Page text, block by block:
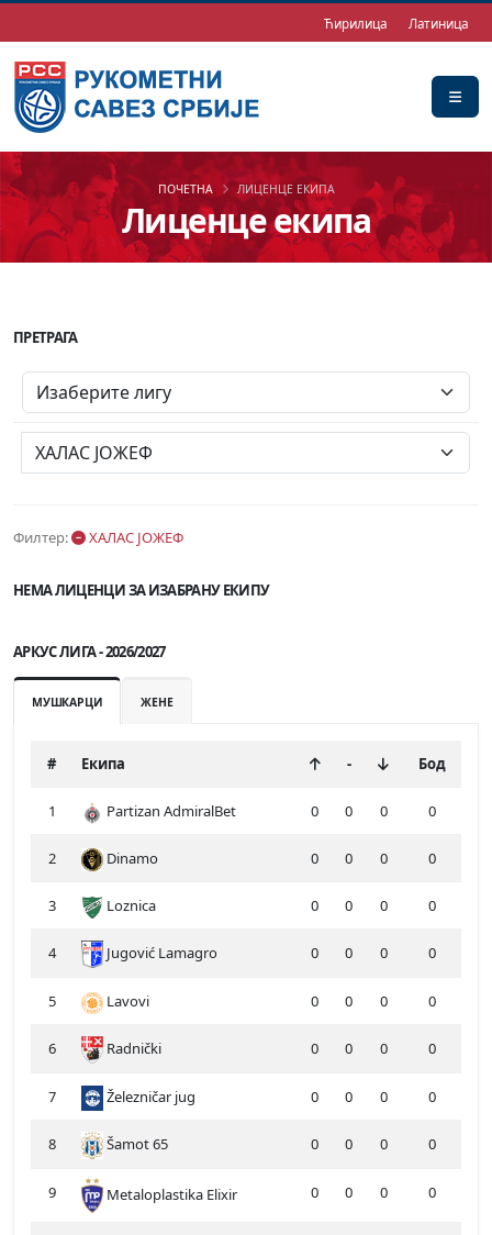
Ћирилица Латиница
Лиценце екипа
ПОЧЕТНА ЛИЦЕНЦЕ ЕКИПА
Филтер: ХАЛАС ЈОЖЕФ
НЕМА ЛИЦЕНЦИ ЗА ИЗАБРАНУ ЕКИПУ
ПРЕТРАГА
АРКУС ЛИГА - 2026/2027
МУШКАРЦИ ЖЕНЕ
# Екипа - Бод
1 Partizan AdmiralBet 0 0 0 0
2 Dinamo 0 0 0 0
3 Loznica 0 0 0 0
4 Jugović Lamagro 0 0 0 0
5 Lavovi 0 0 0 0
6 Radnički 0 0 0 0
7 Železničar jug 0 0 0 0
8 Šamot 65 0 0 0 0
9 Metaloplastika Elixir 0 0 0 0